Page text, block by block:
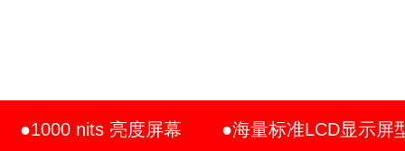
●1000 nits 亮度屏幕 ●海量标准LCD显示屏